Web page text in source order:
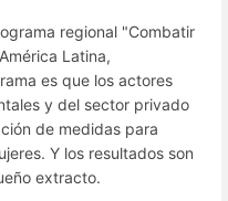
regional "Combatir
Latina,
es que los actores
y del sector privado
de medidas para
Y los resultados son
extracto.